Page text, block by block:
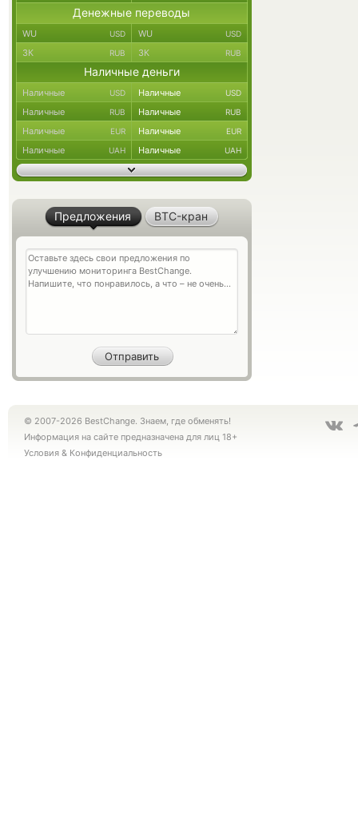
Денежные переводы
WU USD WU USD
ЗК RUB ЗК RUB
Наличные деньги
Наличные USD Наличные USD
Наличные RUB Наличные RUB
Наличные EUR Наличные EUR
Наличные UAH Наличные UAH
Предложения BTC-кран
© 2007-2026 BestChange. Знаем, где обменять!
Информация на сайте предназначена для лиц 18+
Условия & Конфиденциальность